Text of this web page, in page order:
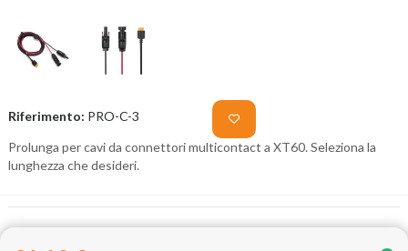
Riferimento: PRO-C-3
Prolunga per cavi da connettori multicontact a XT60. Seleziona la
lunghezza che desideri.